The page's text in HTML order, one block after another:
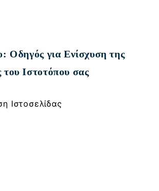
Οδηγός για Ενίσχυση της
Ιστοτόπου σας
Ιστοσελίδας